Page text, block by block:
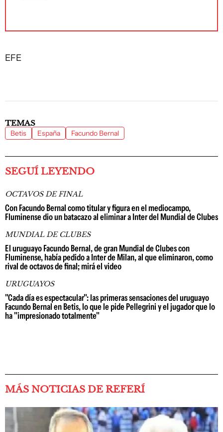
EFE
TEMAS
Betis España Facundo Bernal
SEGUÍ LEYENDO
OCTAVOS DE FINAL
Con Facundo Bernal como titular y figura en el mediocampo,
Fluminense dio un batacazo al eliminar a Inter del Mundial de Clubes
MUNDIAL DE CLUBES
El uruguayo Facundo Bernal, de gran Mundial de Clubes con
Fluminense, había pedido a Inter de Milan, al que eliminaron, como
rival de octavos de final; mirá el video
URUGUAYOS
"Cada día es espectacular": las primeras sensaciones del uruguayo
Facundo Bernal en Betis, lo que le pide Pellegrini y el jugador que lo
ha "impresionado totalmente"
MÁS NOTICIAS DE REFERÍ